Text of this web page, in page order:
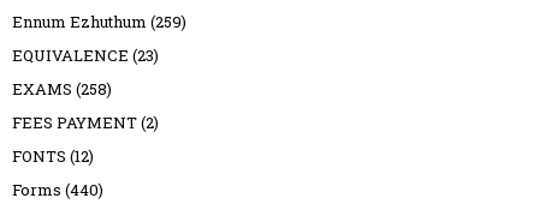
Ennum Ezhuthum (259)
EQUIVALENCE (23)
EXAMS (258)
FEES PAYMENT(2)
FONTS (12)
Forms (440)